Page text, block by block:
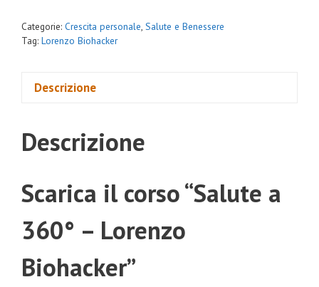
Categorie: Crescita personale, Salute e Benessere
Tag: Lorenzo Biohacker
Descrizione
Descrizione
Scarica il corso “Salute a
360° – Lorenzo
Biohacker”